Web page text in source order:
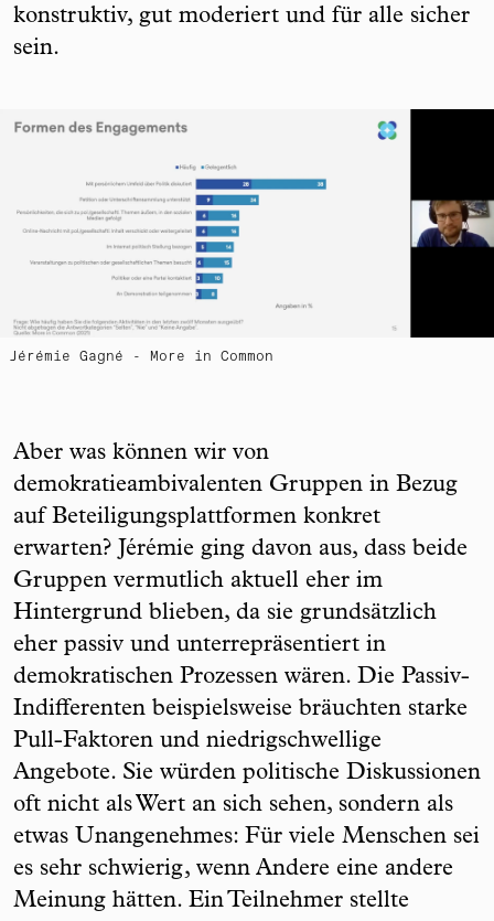
konstruktiv, gut moderiert und für alle sicher
sein.
Jérémie Gagné - More in Common
Aber was können wir von
demokratieambivalenten Gruppen in Bezug
auf Beteiligungsplattformen konkret
erwarten? Jérémie ging davon aus, dass beide
Gruppen vermutlich aktuell eher im
Hintergrund blieben, da sie grundsätzlich
eher passiv und unterrepräsentiert in
demokratischen Prozessen wären. Die Passiv-
Indifferenten beispielsweise bräuchten starke
Pull-Faktoren und niedrigschwellige
Angebote. Sie würden politische Diskussionen
oft nicht als Wert an sich sehen, sondern als
etwas Unangenehmes: Für viele Menschen sei
es sehr schwierig, wenn Andere eine andere
Meinung hätten. Ein Teilnehmer stellte